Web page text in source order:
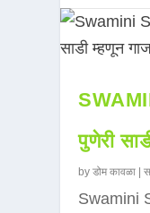
पुणेरी
byडोम कावळा |
Swamini